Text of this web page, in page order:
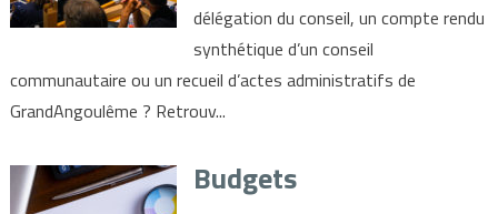
délégation du conseil, un compte rendu
synthétique d’un conseil
communautaire ou un recueil d’actes administratifs de
GrandAngoulême ? Retrouv...
Budgets